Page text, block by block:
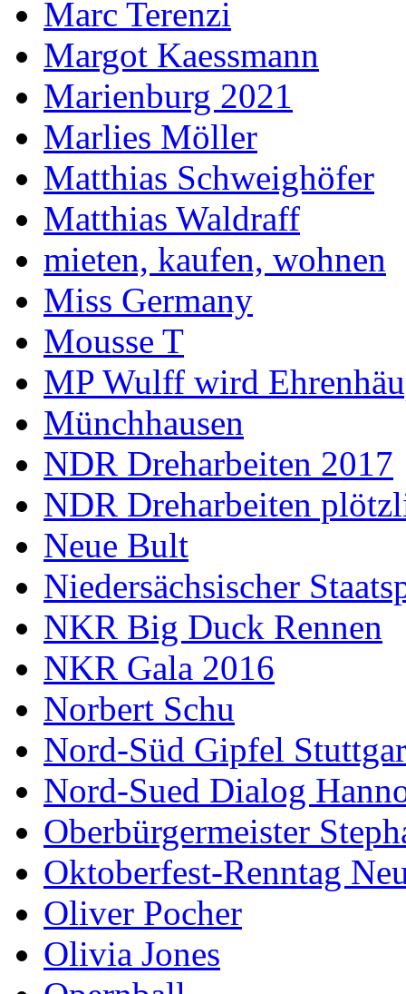
Marc Terenzi
Margot Kaessmann
Marienburg 2021
Marlies Möller
Matthias Schweighöfer
Matthias Waldraff
mieten, kaufen, wohnen
Miss Germany
Mousse T
MP Wulff wird
Münchhausen
NDR Dreharbeiten 2017
NDR Dreharbeiten
Neue Bult
Niedersächsischer
NKR Big Duck Rennen
NKR Gala 2016
Norbert Schu
Nord-Süd Gipfel
Nord-Sued Dialog
Oberbürgermeister
Oktoberfest-Renntag
Oliver Pocher
Olivia Jones